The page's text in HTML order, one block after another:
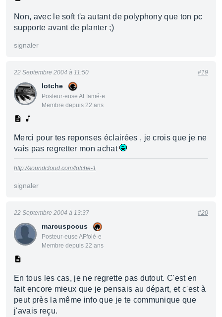
Non, avec le soft t'a autant de polyphony que ton pc
supporte avant de planter ;)
signaler
lotche
Posteur·euse AFfamé·e
Membre depuis 22 ans
22 Septembre 2004 à 11:50 #19
Merci pour tes reponses éclairées , je crois que je ne
vais pas regretter mon achat
http://soundcloud.com/lotche-1
signaler
marcuspocus
Posteur·euse AFfolé·e
Membre depuis 22 ans
22 Septembre 2004 à 13:37 #20
En tous les cas, je ne regrette pas dutout. C'est en
fait encore mieux que je pensais au départ, et c'est à
peut près la même info que je te communique que
j'avais reçu.